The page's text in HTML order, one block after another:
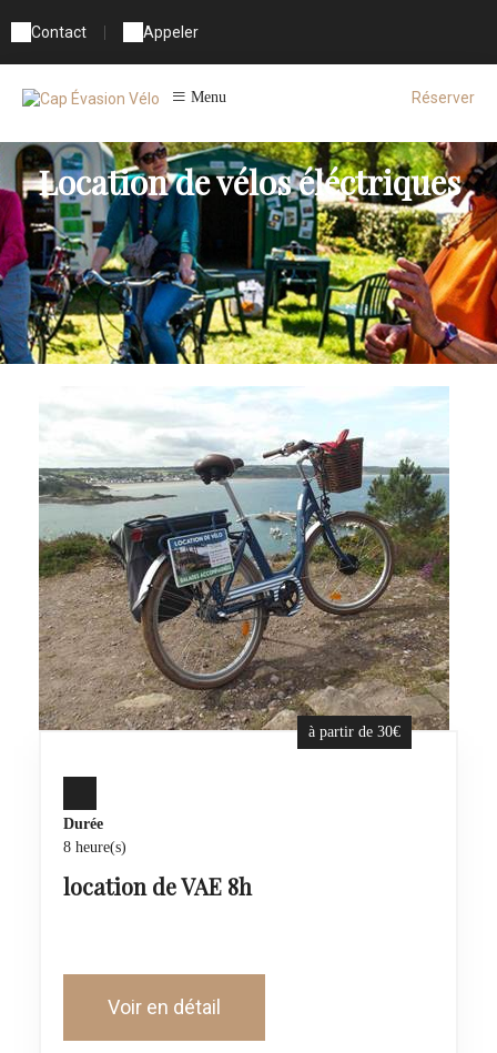
Contact Appeler
Menu Réserver
Location de vélos éléctriques
à partir de 30€
Durée
8 heure(s)
location de VAE 8h
Voir en détail